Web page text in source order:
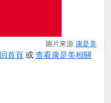
圖片來源 康是美
回首頁 或 查看康是美相關